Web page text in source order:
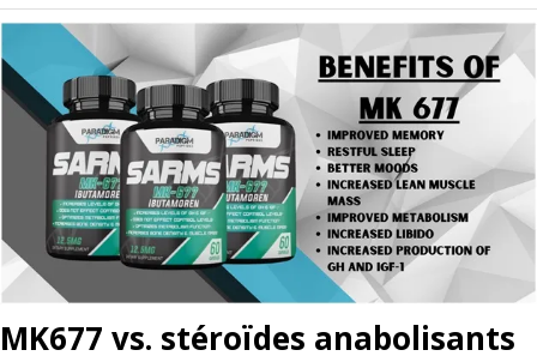
MK677 vs. stéroïdes anabolisants